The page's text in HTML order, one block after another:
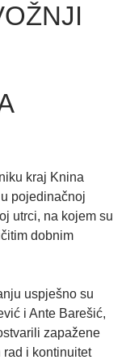
kraj Knina
pojedinačnoj
utrci, na kojem su
dobnim
uspješno su
i Ante Barešić,
zapažene
i kontinuitet